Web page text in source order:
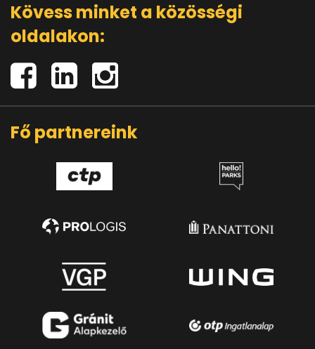
Kövess minket a közösségi
oldalakon:
Fő partnereink